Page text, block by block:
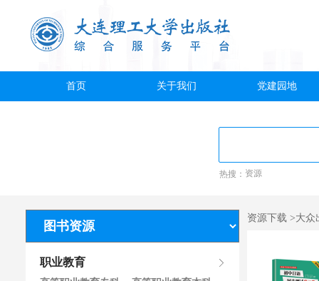
首页 关于我们 党建园地
热搜： 资源
职业教育
资源下载 >大众